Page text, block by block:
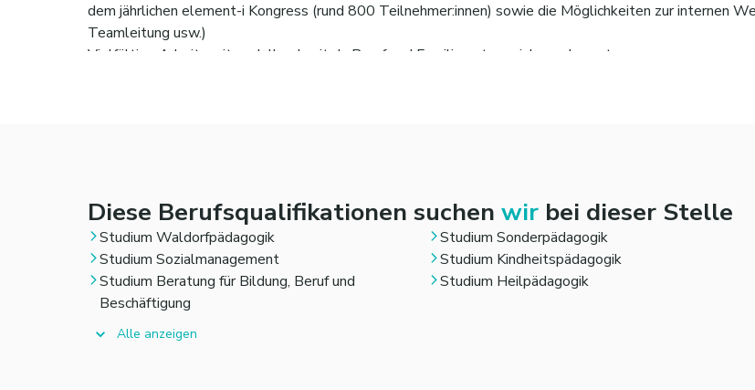
dem jährlichen element-i Kongress (rund 800 Teilnehmer:innen) sowie die Möglichkeiten zur internen
Teamleitung usw.)
Vielfältige Arbeitszeitmodelle, damit du Beruf und Familie gut vereinbaren kannst.
Global Goals)
Diese Berufsqualifikationen suchen wir bei dieser Stelle
Studium Waldorfpädagogik Studium Sonderpädagogik
Studium Sozialmanagement
Studium Kindheitspädagogik
Studium Beratung für Bildung, Beruf und
Beschäftigung
Studium Heilpädagogik
Alle anzeigen